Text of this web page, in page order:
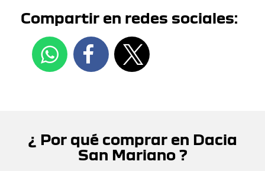
Compartir en redes sociales:
¿ Por qué comprar en Dacia
San Mariano ?